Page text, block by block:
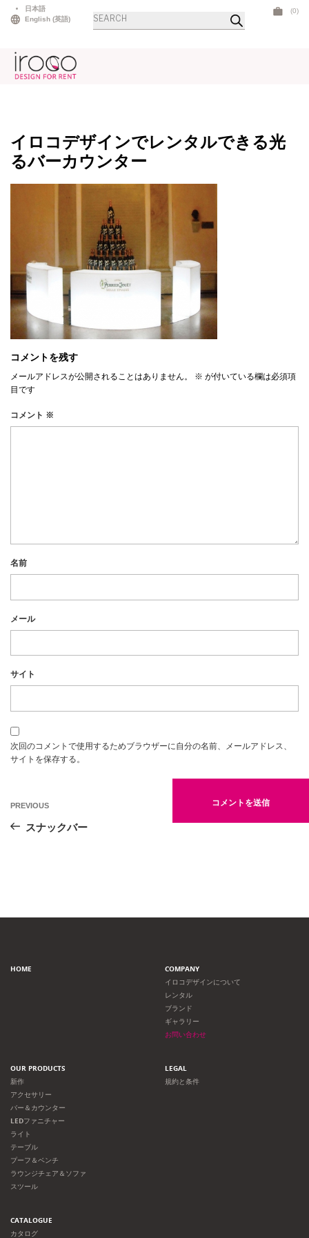
日本語
English (英語)
商
品
(0)
イロコデザインでレンタルできる光
るバーカウンター
コメントを残す
メールアドレスが公開されることはありません。 ※ が付いている欄は必須項
目です
コメント ※
名前
メール
サイト
次回のコメントで使用するためブラウザーに自分の名前、メールアドレス、
サイトを保存する。
投
稿
ゲ
シ
Previous
PREVIOUS
スナックバー
HOME
COMPANY
イロコデザインについて
レンタル
ブランド
ギャラリー
お問い合わせ
OUR PRODUCTS
新作
アクセサリー
バー＆カウンター
LEDファニチャー
ライト
テーブル
プーフ＆ベンチ
ラウンジチェア＆ソファ
スツール
LEGAL
規約と条件
CATALOGUE
カタログ